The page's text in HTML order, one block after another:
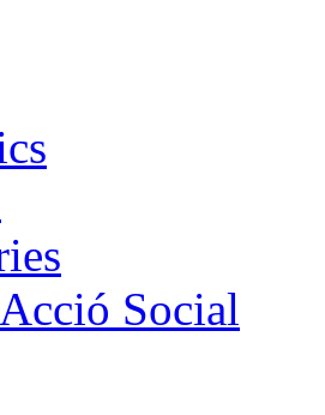
Social